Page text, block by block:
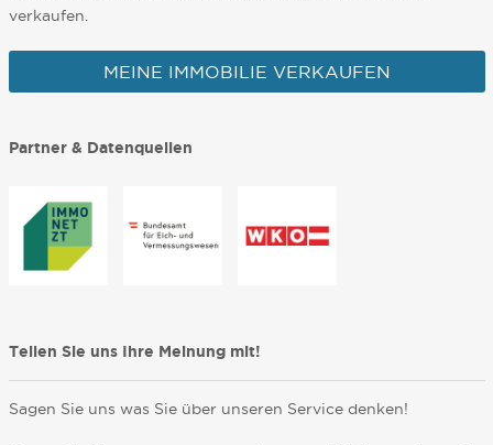
verkaufen.
MEINE IMMOBILIE VERKAUFEN
Partner & Datenquellen
Teilen Sie uns Ihre Meinung mit!
Sagen Sie uns was Sie über unseren Service denken!